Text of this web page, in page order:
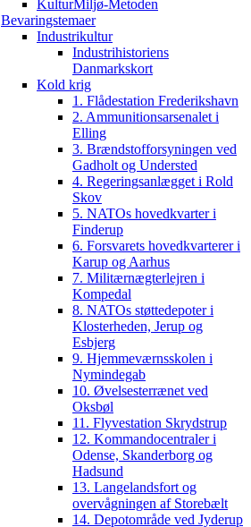
KulturMiljø-Metoden
Bevaringstemaer
Industrikultur
Industrihistoriens
Danmarkskort
Kold krig
1. Flådestation Frederikshavn
2. Ammunitionsarsenalet i
Elling
3. Brændstofforsyningen ved
Gadholt og Understed
4. Regeringsanlægget i Rold
Skov
5. NATOs hovedkvarter i
Finderup
6. Forsvarets hovedkvarterer i
Karup og Aarhus
7. Militærnægterlejren i
Kompedal
8. NATOs støttedepoter i
Klosterheden, Jerup og
Esbjerg
9. Hjemmeværnsskolen i
Nymindegab
10. Øvelsesterrænet ved
Oksbøl
11. Flyvestation Skrydstrup
12. Kommandocentraler i
Odense, Skanderborg og
Hadsund
13. Langelandsfort og
overvågningen af Storebælt
14. Depotområde ved Jyderup